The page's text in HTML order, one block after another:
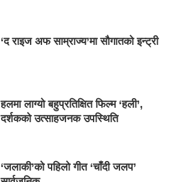
‘द राइज अफ साम्राज्य’मा सौगातको इन्ट्री
हलमा लाग्यो बहुप्रतिक्षित फिल्म ‘हली’,
दर्शकको उत्साहजनक उपस्थिति
‘जलाकी’को पहिलो गीत ‘चाँदी जलप’